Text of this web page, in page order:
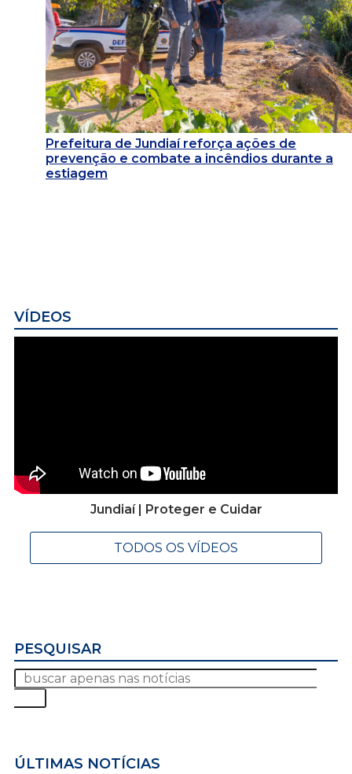
Prefeitura de Jundiaí reforça ações de
prevenção e combate a incêndios durante a
estiagem
VÍDEOS
Jundiaí | Proteger e Cuidar
TODOS OS VÍDEOS
PESQUISAR
ÚLTIMAS NOTÍCIAS